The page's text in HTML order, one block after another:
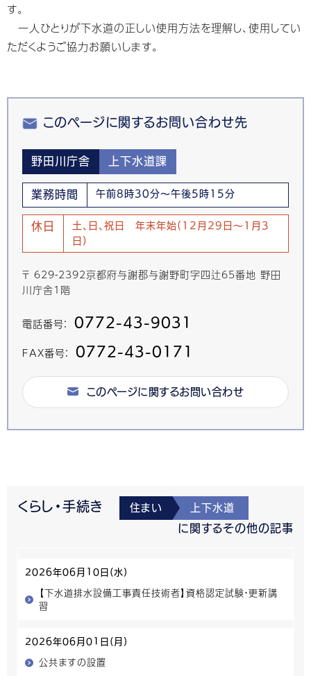
す。
一人ひとりが下水道の正しい使用方法を理解し、使用してい
ただくようご協力お願いします。
このページに関するお問い合わせ先
野田川庁舎 上下水道課
業務時間 午前8時30分～午後5時15分
休日
土、日、祝日 年末年始(12月29日～1月3
日)
〒 629-2392京都府与謝郡与謝野町字四辻65番地 野田
川庁舎1階
電話番号： 0772-43-9031
FAX番号： 0772-43-0171
このページに関するお問い合わせ
くらし・手続き 住まい 上下水道
に関するその他の記事
2026年06月10日(水)
【下水道排水設備工事責任技術者】資格認定試験・更新講
習
2026年06月01日(月)
公共ますの設置